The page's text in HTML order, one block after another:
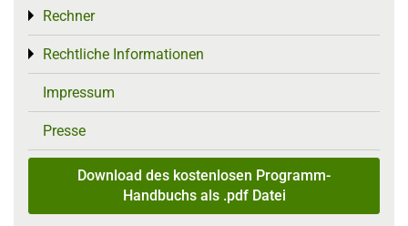
Rechner
Toggle menu
Rechtliche Informationen
Toggle menu
Impressum
Presse
Download des kostenlosen Programm-
Handbuchs als .pdf Datei